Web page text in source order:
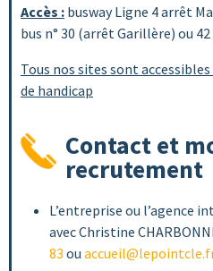
Accès : busway Ligne 4 arrêt
bus n° 30 (arrêt Garillère) ou
Tous nos sites sont
de handicap
Contact et
recrutement
L’entreprise ou l’agence
avec Christine
83 ou